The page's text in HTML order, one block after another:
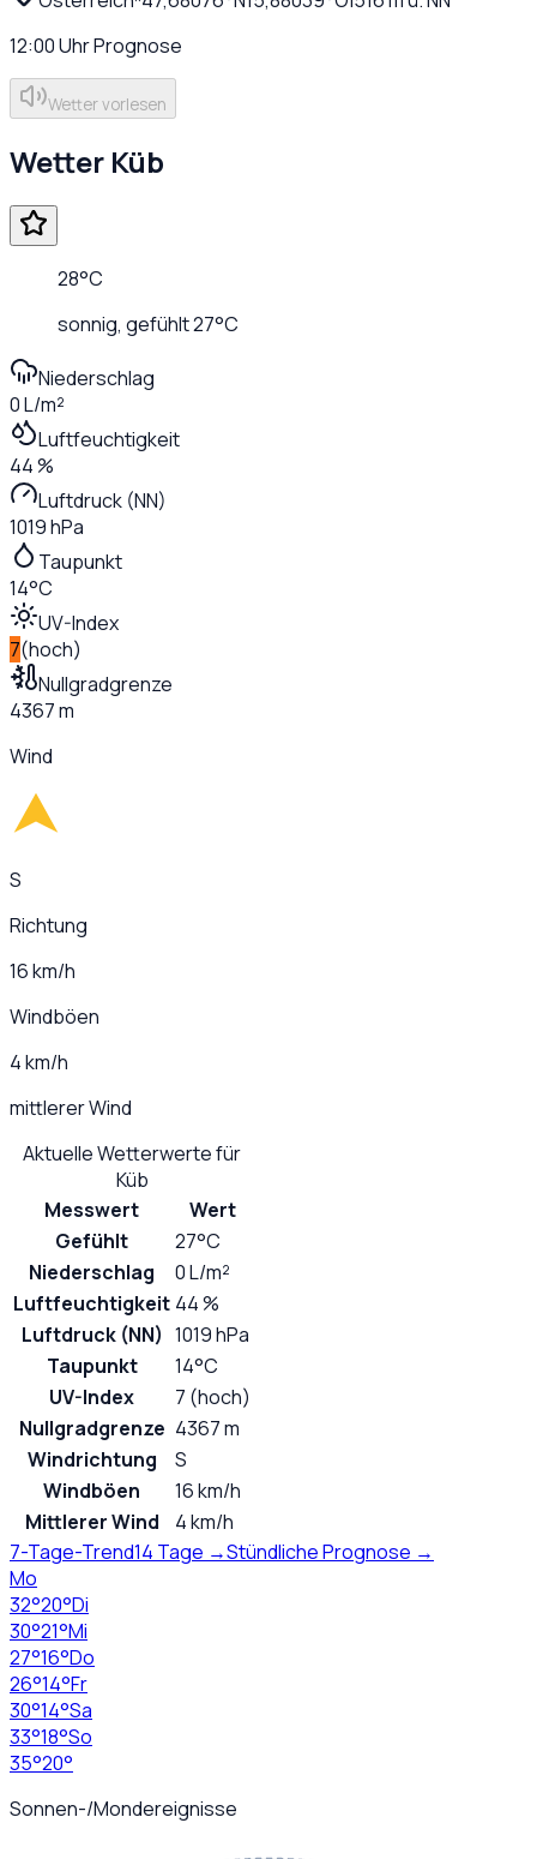
12:00UhrPrognose
Wetter vorlesen
Wetter Küb
28°C
sonnig, gefühlt27°C
Niederschlag
0 L/m²
Luftfeuchtigkeit
44 %
Luftdruck (NN)
1019 hPa
Taupunkt
14°C
UV-Index
7(hoch)
Nullgradgrenze
4367 m
Wind
S
Richtung
16 km/h
Windböen
4 km/h
mittlerer Wind
Aktuelle Wetterwerte für
Küb
Messwert
Wert
Gefühlt
27°C
Niederschlag
0 L/m²
Luftfeuchtigkeit 44 %
Luftdruck (NN) 1019 hPa
Taupunkt
14°C
UV-Index
7 (hoch)
Nullgradgrenze 4367 m
Windrichtung
S
Windböen
16 km/h
Mittlerer Wind
4 km/h
7-Tage-Trend14 Tage →Stündliche Prognose →
Mo
32°20°Di
30°21°Mi
27°16°Do
26°14°Fr
30°14°Sa
33°18°So
35°20°
Sonnen-/Mondereignisse